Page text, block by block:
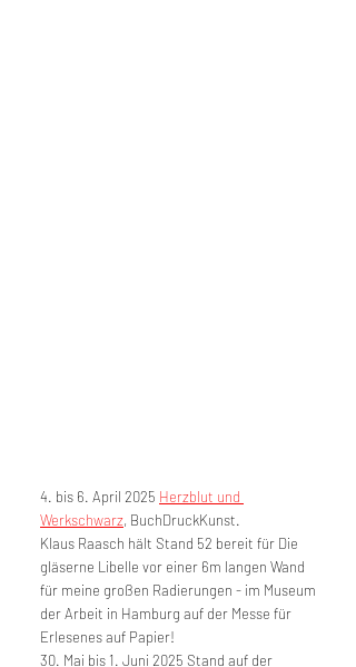
4. bis 6. April 2025 Herzblut und
Werkschwarz, BuchDruckKunst.
Klaus Raasch hält Stand 52 bereit für Die
gläserne Libelle vor einer 6m langen Wand
für meine großen Radierungen - im Museum
der Arbeit in Hamburg auf der Messe für
Erlesenes auf Papier!
30. Mai bis 1. Juni 2025 Stand auf der